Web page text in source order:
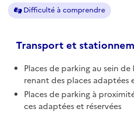
Difficulté à comprendre
Transport et
Places de parking au sein
renant des places adaptées
Places de parking à
ces adaptées et réservées